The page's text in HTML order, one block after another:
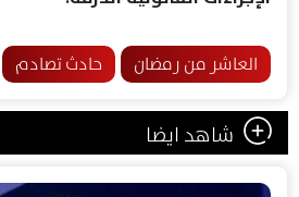
العاشر من رمضان حادث تصادم
شاهد ايضا